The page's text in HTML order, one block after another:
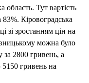
область. Тут вартість
Кіровоградська
зі зростанням цін на
можна було
за 2800 гривень, а
5150 гривень на